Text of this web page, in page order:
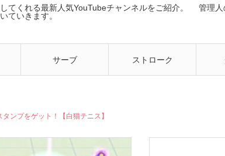
くれる最新人気YouTubeチャンネルをご紹介。 管理
ていきます。
サーブ ストローク
ンプをゲット！【白猫テニス】